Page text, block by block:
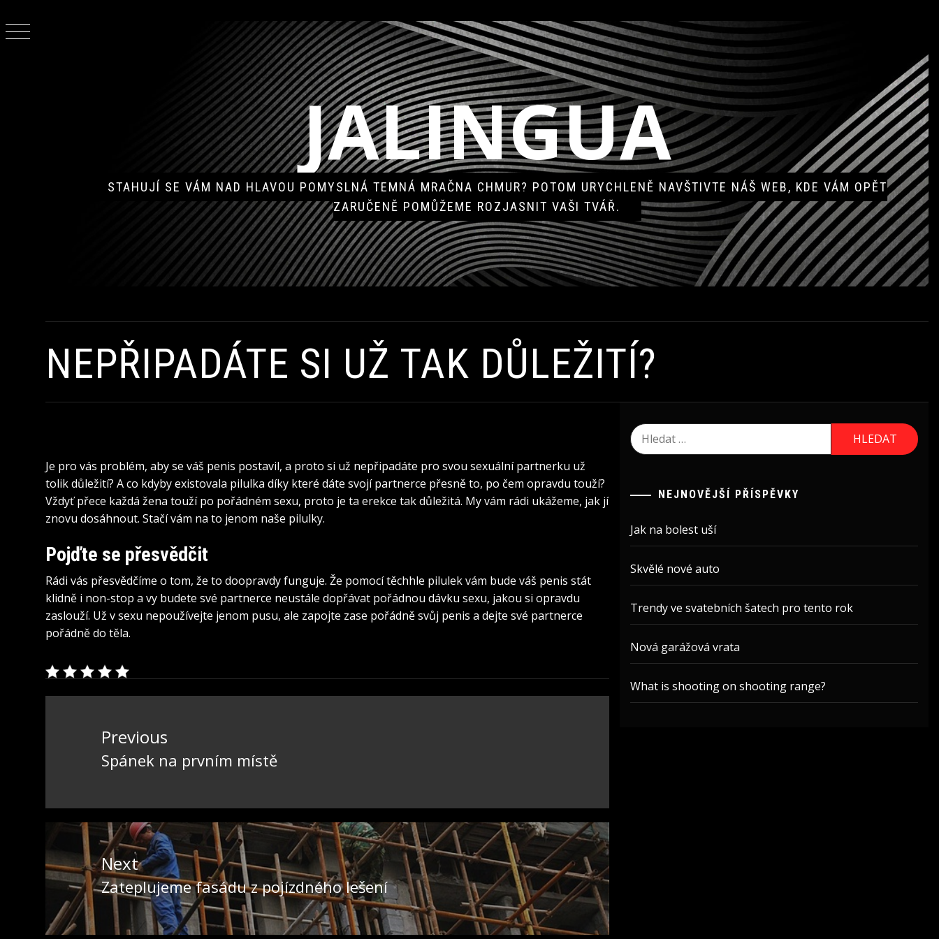
to
content
JALINGUA
STAHUJÍ SE VÁM NAD HLAVOU POMYSLNÁ TEMNÁ MRAČNA CHMUR? POTOM URYCHLENĚ NAVŠTIVTE NÁŠ WEB, KDE VÁM OPĚT
ZARUČENĚ POMŮŽEME ROZJASNIT VAŠI TVÁŘ.
NEPŘIPADÁTE SI UŽ TAK DŮLEŽITÍ?
Je pro vás problém, aby se váš penis postavil, a proto si už nepřipadáte pro svou sexuální partnerku už
tolik důležití? A co kdyby existovala pilulka díky které dáte svojí partnerce přesně to, po čem opravdu touží?
Vždyť přece každá žena touží po pořádném sexu, proto je ta erekce tak důležitá. My vám rádi ukážeme, jak jí
znovu dosáhnout. Stačí vám na to jenom naše pilulky.
Pojďte se přesvědčit
Rádi vás přesvědčíme o tom, že to doopravdy funguje. Že pomocí těchhle pilulek vám bude váš penis stát
klidně i non-stop a vy budete své partnerce neustále dopřávat pořádnou dávku sexu, jakou si opravdu
zaslouží. Už v sexu nepoužívejte jenom pusu, ale zapojte zase pořádně svůj penis a dejte své partnerce
pořádně do těla.
příspěvekPrevious
Previous
Spánek na prvním místě
Next
Next
post:
Zateplujeme fasádu z pojízdného lešení
Vyhledávání
NEJNOVĚJŠÍ PŘÍSPĚVKY
Jak na bolest uší
Skvělé nové auto
Trendy ve svatebních šatech pro tento rok
Nová garážová vrata
What is shooting on shooting range?